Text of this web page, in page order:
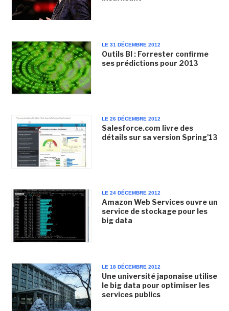
LE 31 DÉCEMBRE 2012
Outils BI : Forrester confirme
ses prédictions pour 2013
LE 26 DÉCEMBRE 2012
Salesforce.com livre des
détails sur sa version Spring'13
LE 24 DÉCEMBRE 2012
Amazon Web Services ouvre un
service de stockage pour les
big data
LE 18 DÉCEMBRE 2012
Une université japonaise utilise
le big data pour optimiser les
services publics